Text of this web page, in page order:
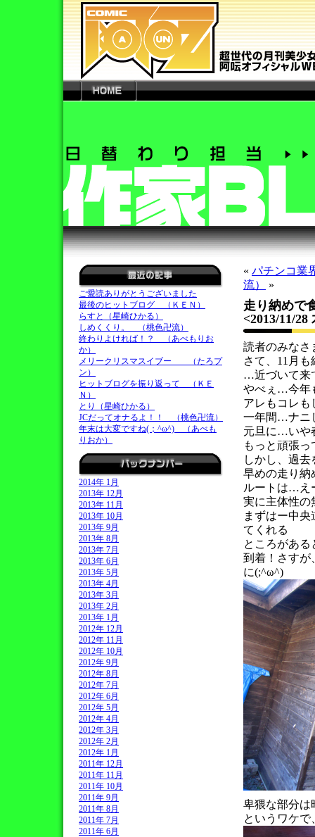
ご愛読ありがとうございました
最後のヒットブログ （ＫＥＮ）
らすと（星崎ひかる）
しめくくり。 （桃色卍流）
終わりよければ！？ （あべもりお
か）
メリークリスマスイブー （たろプ
ン）
ヒットブログを振り返って （ＫＥ
Ｎ）
とり（星崎ひかる）
JCだってオナるよ！！ （桃色卍流）
年末は大変ですね(；^ω^) （あべも
りおか）
2014年 1月
2013年 12月
2013年 11月
2013年 10月
2013年 9月
2013年 8月
2013年 7月
2013年 6月
2013年 5月
2013年 4月
2013年 3月
2013年 2月
2013年 1月
2012年 12月
2012年 11月
2012年 10月
2012年 9月
2012年 8月
2012年 7月
2012年 6月
2012年 5月
2012年 4月
2012年 3月
2012年 2月
2012年 1月
2011年 12月
2011年 11月
2011年 10月
2011年 9月
2011年 8月
2011年 7月
2011年 6月
« パチンコ業
流）
»
走り納め
<2013/11/28
読者のみなさ
さて、11月
…近づいて来
やべぇ…今年
アレもコレ
一年間…ナニ
元旦に…いや
もっと頑張
しかし、過
早めの走り納
ルートは…え
実に主体性の
まずはー中
てくれる
ところがあ
到着！さすが
に(;^ω^)
卑猥な部分は
というワケで